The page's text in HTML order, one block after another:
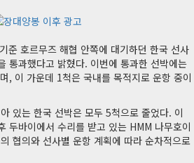
준 호르무즈 해협 안쪽에 대기하던 한국 선사
통과했다고 밝혔다. 이번에 통과한 선박에는
, 이 가운데 1척은 국내를 목적지로 운항 중이
있는 한국 선박은 모두 5척으로 줄었다. 이
두바이에서 수리를 받고 있는 HMM 나무호이
협의와 선사별 운항 계획에 따라 순차적으로